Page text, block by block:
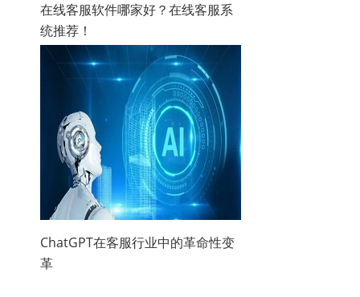
在线客服软件哪家好？在线客服系
统推荐！
ChatGPT在客服行业中的革命性变
革